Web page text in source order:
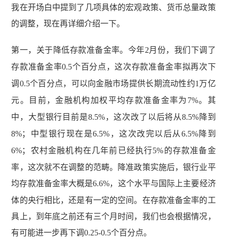
我在开场白中提到了几项具体的宏观政策、货币总量政策
的调整，现在再详细介绍一下。
第一，关于降低存款准备金率。今年2月份，我们下调了
存款准备金率0.5个百分点，这次存款准备金率拟再次下
调 0.5个百分点，可以向金融市场提供长期流动性约1 万亿
元。目前，金融机构加权平均存款准备金率为 7%。其
中，大型银行目前是8.5%，这次改了以后将从8.5%降到
8%；中型银行现在是6.5% ，这次改完以后从 6.5%降到
6%；农村金融机构在几年前已经执行5%的存款准备金
率，这次就不在调整的范畴。降准政策实施后，银行业平
均存款准备金率大概是6.6%，这个水平与国际上主要经济
体的央行相比，还是有一定的空间。在存款准备金率的工
具上，到年底之前还有三个月时间，我们也会根据情况，
有可能进一步再下调0.25-0.5个百分点。